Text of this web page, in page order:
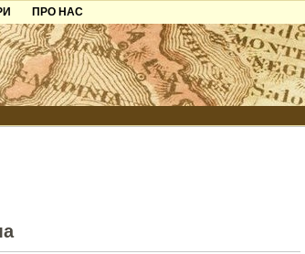
ПРО НАС
Контакти
Партнерам
Додати готель